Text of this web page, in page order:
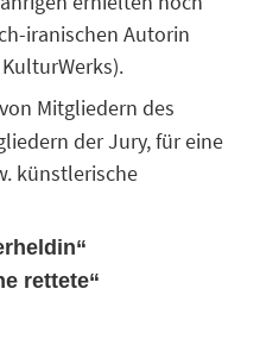
iranischen Autorin
Mitgliedern des
der Jury, für eine
künstlerische
rettete“